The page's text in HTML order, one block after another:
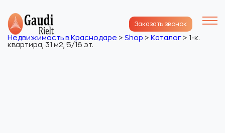
Заказать звонок
Недвижимость в Краснодаре > Shop > Каталог > 1-к.
квартира, 31 м2, 5/16 эт.